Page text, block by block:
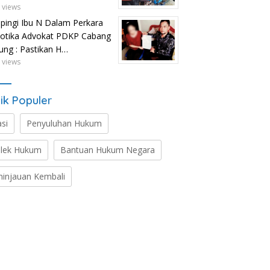
views
Ibu N Dalam Perkara
Advokat PDKP Cabang
: Pastikan H…
views
Populer
Penyuluhan Hukum
Hukum Bantuan Hukum Negara
Kembali